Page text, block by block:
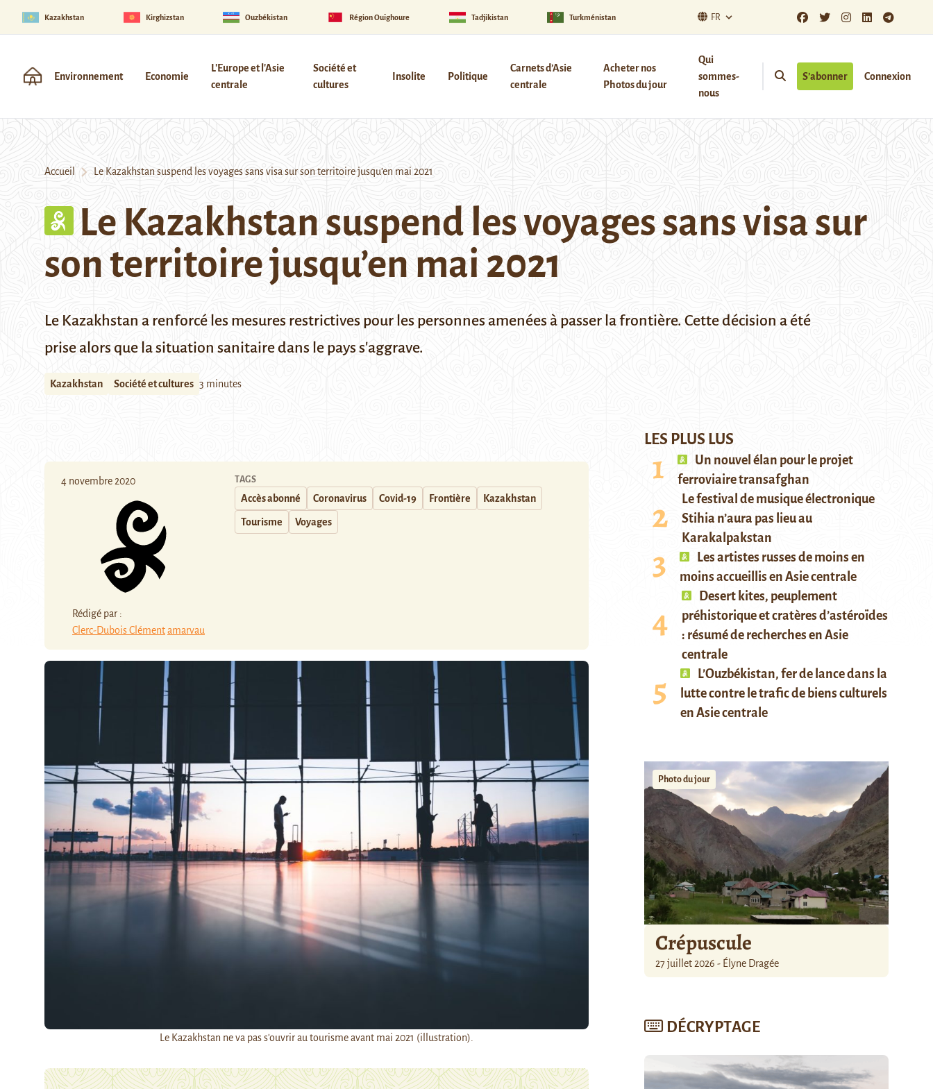
Kazakhstan Kirghizstan Ouzbékistan Région Ouïghoure Tadjikistan Turkménistan FR
Environnement Economie
L'Europe et l'Asie
centrale
Société et
cultures
Insolite Politique
Carnets d’Asie
centrale
Acheter nos
Photos du jour
Qui
sommes-
nous
S’abonner Connexion
Accueil Le Kazakhstan suspend les voyages sans visa sur son territoire jusqu’en mai 2021
Le Kazakhstan suspend les voyages sans visa sur
son territoire jusqu’en mai 2021
Le Kazakhstan a renforcé les mesures restrictives pour les personnes amenées à passer la frontière. Cette décision a été
prise alors que la situation sanitaire dans le pays s'aggrave.
Kazakhstan Société et cultures 3 minutes
4 novembre 2020
Rédigé par :
Clerc-Dubois Clémentamarvau
TAGS
Accès abonné Coronavirus Covid-19 Frontière Kazakhstan
Tourisme Voyages
Le Kazakhstan ne va pas s'ouvrir au tourisme avant mai 2021 (illustration).
LES PLUS LUS
Un nouvel élan pour le projet
ferroviaire transafghan
Le festival de musique électronique
Stihia n’aura pas lieu au
Karakalpakstan
Les artistes russes de moins en
moins accueillis en Asie centrale
Desert kites, peuplement
préhistorique et cratères d’astéroïdes
: résumé de recherches en Asie
centrale
L’Ouzbékistan, fer de lance dans la
lutte contre le trafic de biens culturels
en Asie centrale
Photo du jour
Crépuscule
27 juillet 2026 - Élyne Dragée
DÉCRYPTAGE